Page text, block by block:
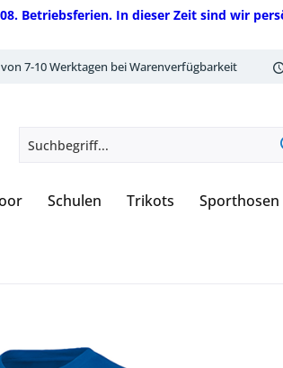
Betriebsferien. In dieser Zeit sind wir
7-10 Werktagen bei Warenverfügbarkeit
Schulen Trikots Sporthosen